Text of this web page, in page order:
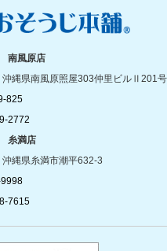
南風原店
縄県南風原照屋303仲里ビルⅡ201
825
2772
糸満店
縄県糸満市潮平632-3
7615